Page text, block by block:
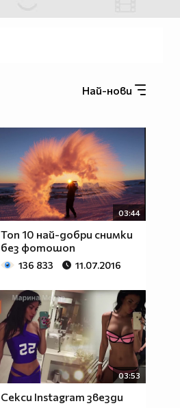
Най-нови
03:44
Топ 10 най-добри снимки
без фотошоп
136 833 11.07.2016
03:53
Секси Instagram звезди